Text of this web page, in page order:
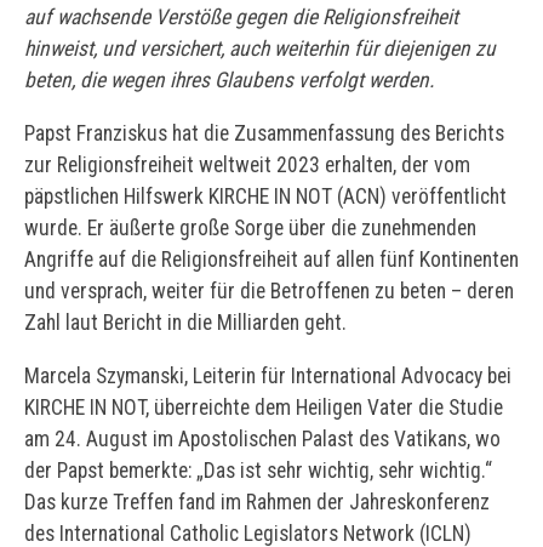
auf wachsende Verstöße gegen die Religionsfreiheit
hinweist, und versichert, auch weiterhin für diejenigen zu
beten, die wegen ihres Glaubens verfolgt werden.
Papst Franziskus hat die Zusammenfassung des Berichts
zur Religionsfreiheit weltweit 2023 erhalten, der vom
päpstlichen Hilfswerk KIRCHE IN NOT (ACN) veröffentlicht
wurde. Er äußerte große Sorge über die zunehmenden
Angriffe auf die Religionsfreiheit auf allen fünf Kontinenten
und versprach, weiter für die Betroffenen zu beten – deren
Zahl laut Bericht in die Milliarden geht.
Marcela Szymanski, Leiterin für International Advocacy bei
KIRCHE IN NOT, überreichte dem Heiligen Vater die Studie
am 24. August im Apostolischen Palast des Vatikans, wo
der Papst bemerkte: „Das ist sehr wichtig, sehr wichtig.“
Das kurze Treffen fand im Rahmen der Jahreskonferenz
des International Catholic Legislators Network (ICLN)